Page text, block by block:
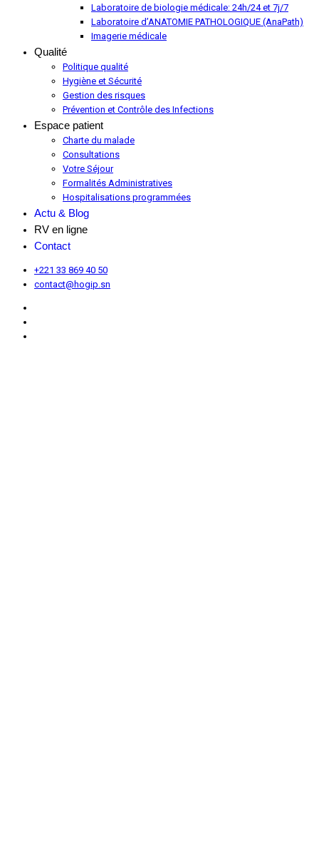
Laboratoire de biologie médicale: 24h/24 et 7j/7
Laboratoire d’ANATOMIE PATHOLOGIQUE (AnaPath)
Imagerie médicale
Qualité
Politique qualité
Hygiène et Sécurité
Gestion des risques
Prévention et Contrôle des Infections
Espace patient
Charte du malade
Consultations
Votre Séjour
Formalités Administratives
Hospitalisations programmées
Actu & Blog
RV en ligne
Contact
+221 33 869 40 50
contact@hogip.sn